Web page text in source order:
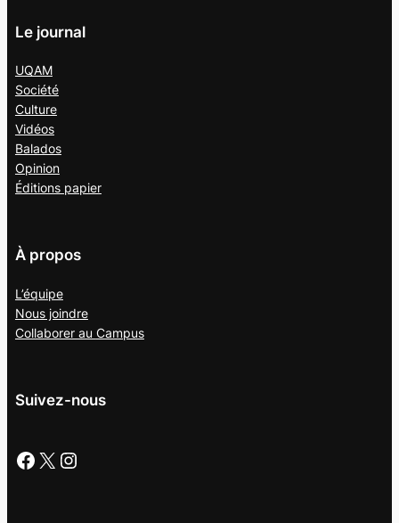
Le journal
UQAM
Société
Culture
Vidéos
Balados
Opinion
Éditions papier
À propos
L’équipe
Nous joindre
Collaborer au Campus
Suivez-nous
Facebook X Instagram